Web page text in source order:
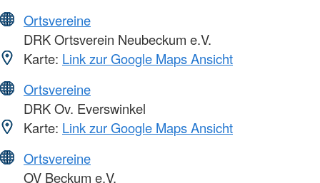
Ortsvereine
DRK Ortsverein Neubeckum e.V.
Karte: Link zur Google Maps Ansicht
Ortsvereine
DRK Ov. Everswinkel
Karte: Link zur Google Maps Ansicht
Ortsvereine
OV Beckum e.V.